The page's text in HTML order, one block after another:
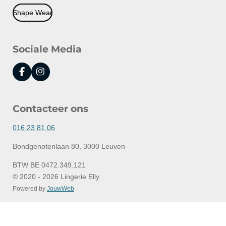
Shape Wear
Sociale Media
F
a
b
o
k
I
n
a
r
a
Contacteer ons
016 23 81 06
Bondgenotenlaan 80, 3000 Leuven
BTW BE 0472.349.121
© 2020 - 2026 Lingerie Elly
Powered by JouwWeb